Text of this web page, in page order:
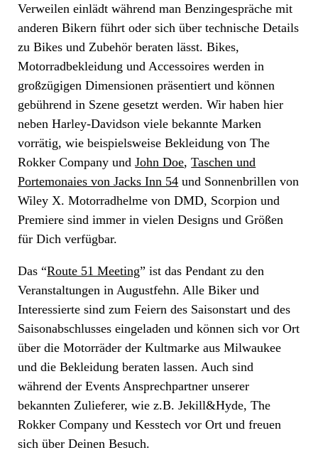
Verweilen einlädt während man Benzingespräche mit
anderen Bikern führt oder sich über technische Details
zu Bikes und Zubehör beraten lässt. Bikes,
Motorradbekleidung und Accessoires werden in
großzügigen Dimensionen präsentiert und können
gebührend in Szene gesetzt werden. Wir haben hier
neben Harley-Davidson viele bekannte Marken
vorrätig, wie beispielsweise Bekleidung von The
Rokker Company undJohn Doe,Taschen und
Portemonaies von Jacks Inn 54 und Sonnenbrillen von
Wiley X. Motorradhelme von DMD, Scorpion und
Premiere sind immer in vielen Designs und Größen
für Dich verfügbar.
Das “Route 51 Meeting” ist das Pendant zu den
Veranstaltungen in Augustfehn. Alle Biker und
Interessierte sind zum Feiern des Saisonstart und des
Saisonabschlusses eingeladen und können sich vor Ort
über die Motorräder der Kultmarke aus Milwaukee
und die Bekleidung beraten lassen. Auch sind
während der Events Ansprechpartner unserer
bekannten Zulieferer, wie z.B. Jekill&Hyde, The
Rokker Company und Kesstech vor Ort und freuen
sich über Deinen Besuch.